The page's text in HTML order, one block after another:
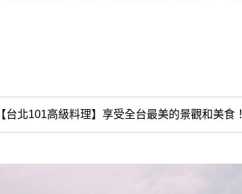
【台北101高級料理】享受全台最美的景觀和美食！